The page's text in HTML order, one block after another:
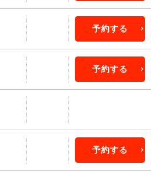
予約する
予約する
予約する